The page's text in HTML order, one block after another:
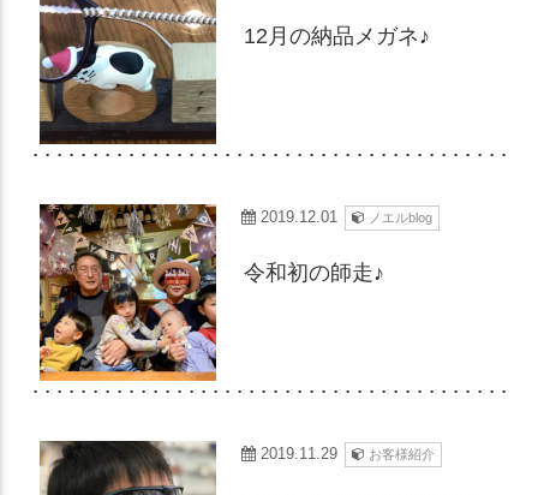
12月の納品メガネ♪
2019.12.01 ノエルblog
令和初の師走♪
2019.11.29 お客様紹介